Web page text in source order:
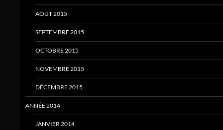
AOÛT 2015
SEPTEMBRE 2015
OCTOBRE 2015
NOVEMBRE 2015
DÉCEMBRE 2015
ANNÉE 2014
JANVIER 2014